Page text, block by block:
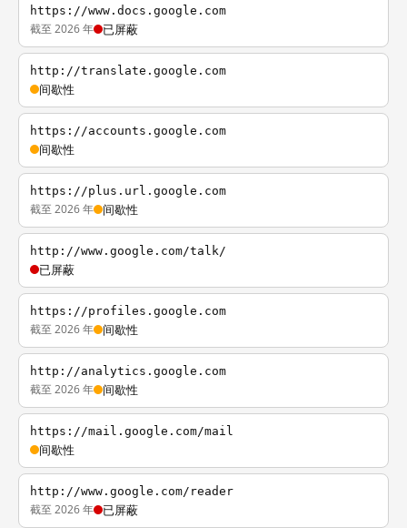
https://www.docs.google.com
截至 2026 年 已屏蔽
http://translate.google.com
间歇性
https://accounts.google.com
间歇性
https://plus.url.google.com
截至 2026 年 间歇性
http://www.google.com/talk/
已屏蔽
https://profiles.google.com
截至 2026 年 间歇性
http://analytics.google.com
截至 2026 年 间歇性
https://mail.google.com/mail
间歇性
http://www.google.com/reader
截至 2026 年 已屏蔽